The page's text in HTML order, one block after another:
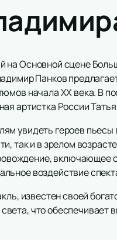
на Основной сцене
Панков
начала XX века. В
артистка России
увидеть героев
так и в зрелом
включающее
воздействие
известен своей
что обеспечивает